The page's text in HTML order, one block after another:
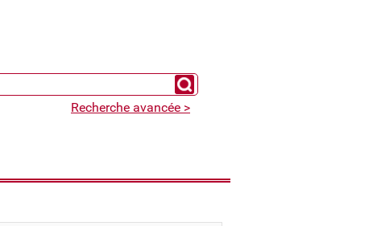
Chercher un expert
Recherche avancée >